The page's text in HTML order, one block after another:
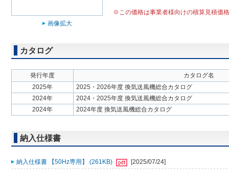
画像拡大
※この価格は事業者様向けの積算見積価
カタログ
発行年度
カタログ名
2025年
2025・2026年度 換気送風機総合カタログ
2024年
2024・2025年度 換気送風機総合カタログ
2024年
2024年度 換気送風機総合カタログ
納入仕様書
納入仕様書 【50Hz専用】 (261KB)
[2025/07/24]